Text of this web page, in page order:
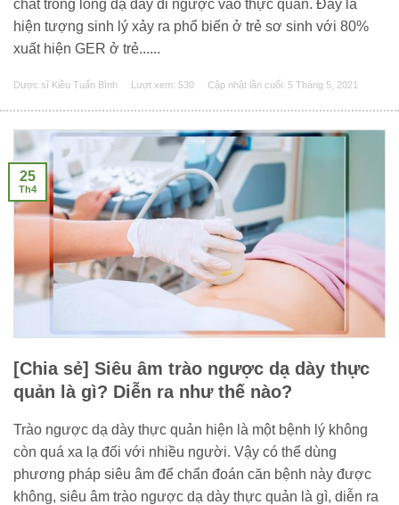
chất trong lòng dạ dày đi ngược vào thực quản. Đây là
hiện tượng sinh lý xảy ra phổ biến ở trẻ sơ sinh với 80%
xuất hiện GER ở trẻ......
Dược sĩ Kiều Tuấn Bình Lượt xem: 530 Cập nhật lần cuối: 5 Tháng 5, 2021
[Chia sẻ] Siêu âm trào ngược dạ dày thực
quản là gì? Diễn ra như thế nào?
Trào ngược dạ dày thực quản hiện là một bệnh lý không
còn quá xa lạ đối với nhiều người. Vậy có thể dùng
phương pháp siêu âm để chẩn đoán căn bệnh này được
không, siêu âm trào ngược dạ dày thực quản là gì, diễn ra
25
Th4